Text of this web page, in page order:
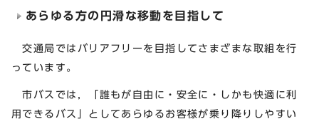
あらゆる方の円滑な移動を目指して
交通局ではバリアフリーを目指してさまざまな取組を行
っています。
市バスでは，「誰もが自由に・安全に・しかも快適に利
用できるバス」としてあらゆるお客様が乗り降りしやすい